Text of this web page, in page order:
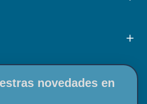
novedades en